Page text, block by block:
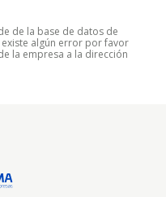
de la base de datos de
existe algún error por favor
la empresa a la dirección